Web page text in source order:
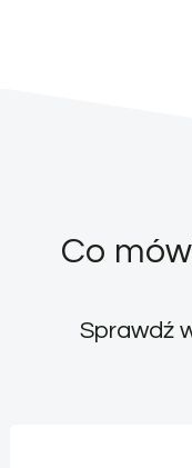
Co
Sprawdź